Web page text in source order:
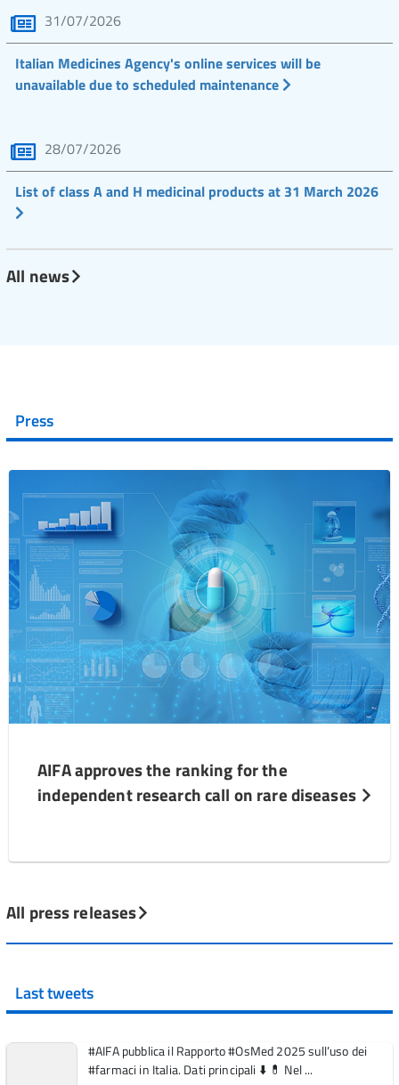
31/07/2026
Italian Medicines Agency's online services will be
unavailable due to scheduled maintenance
28/07/2026
List of class A and H medicinal products at 31 March 2026
All news
Press
AIFA approves the ranking for the
independent research call on rare diseases
All press releases
Last tweets
#AIFA pubblica il Rapporto #OsMed 2025 sull’uso dei
#farmaci in Italia. Dati principali ⬇️ 💊 Nel ...